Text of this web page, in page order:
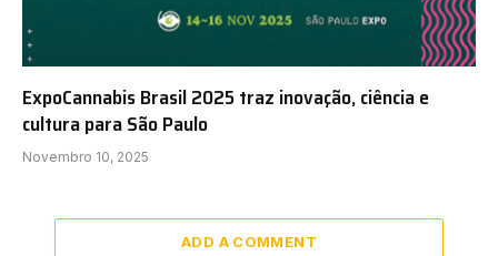
ExpoCannabis Brasil 2025 traz inovação, ciência e
cultura para São Paulo
Novembro 10, 2025
ADD A COMMENT